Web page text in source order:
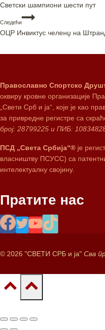
Светски шампиони шести пут
Следећи
ОЦР Инвиктус челенџ на
Православно Спортско
оквиру кровне организације
„Свети Срб и ја“, које је као
за привредне регистре са
број: 28799225 и ПИБ:
ПСД „Света Србија“® је
власништву ПСУСС) са
интелектуалну својину.
Пратите нас
© 2026 "СВЕТИ СРБ и ја" Сва